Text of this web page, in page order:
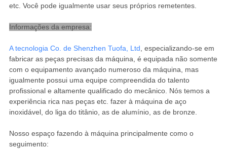
etc. Você pode igualmente usar seus próprios remetentes.
Informações da empresa:
A tecnologia Co. de Shenzhen Tuofa, Ltd, especializando-se em
fabricar as peças precisas da máquina, é equipada não somente
com o equipamento avançado numeroso da máquina, mas
igualmente possui uma equipe compreendida do talento
profissional e altamente qualificado do mecânico. Nós temos a
experiência rica nas peças etc. fazer à máquina de aço
inoxidável, do liga do titânio, as de alumínio, as de bronze.
Nosso espaço fazendo à máquina principalmente como o
seguimento: